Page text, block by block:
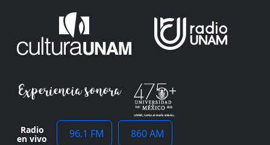
Radio
en vivo 96.1 FM 860 AM